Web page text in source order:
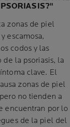
zonas de piel
escamosa,
codos y las
de la psoriasis, la
clave. El
zonas de piel
no tienden a
encuentran por lo
de la piel del